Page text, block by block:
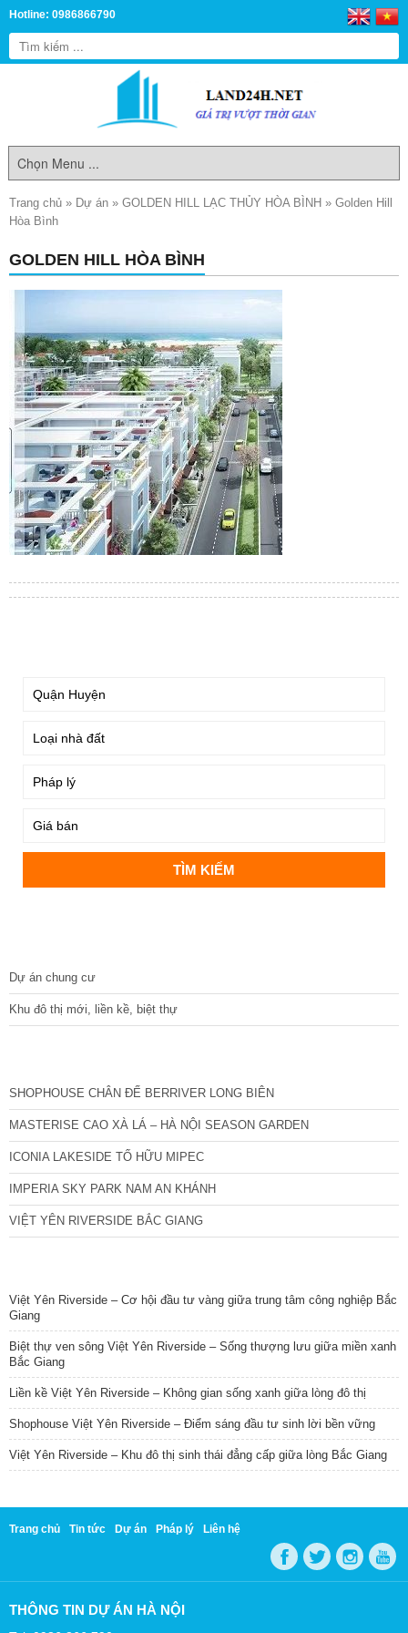
Hotline: 0986866790
Trang chủ » Dự án » GOLDEN HILL LẠC THỦY HÒA BÌNH » Golden Hill
Hòa Bình
GOLDEN HILL HÒA BÌNH
Dự án chung cư
Khu đô thị mới, liền kề, biệt thự
SHOPHOUSE CHÂN ĐẾ BERRIVER LONG BIÊN
MASTERISE CAO XÀ LÁ – HÀ NỘI SEASON GARDEN
ICONIA LAKESIDE TỐ HỮU MIPEC
IMPERIA SKY PARK NAM AN KHÁNH
VIỆT YÊN RIVERSIDE BẮC GIANG
Việt Yên Riverside – Cơ hội đầu tư vàng giữa trung tâm công nghiệp Bắc
Giang
Biệt thự ven sông Việt Yên Riverside – Sống thượng lưu giữa miền xanh
Bắc Giang
Liền kề Việt Yên Riverside – Không gian sống xanh giữa lòng đô thị
Shophouse Việt Yên Riverside – Điểm sáng đầu tư sinh lời bền vững
Việt Yên Riverside – Khu đô thị sinh thái đẳng cấp giữa lòng Bắc Giang
Trang chủ Tin tức Dự án Pháp lý Liên hệ
THÔNG TIN DỰ ÁN HÀ NỘI